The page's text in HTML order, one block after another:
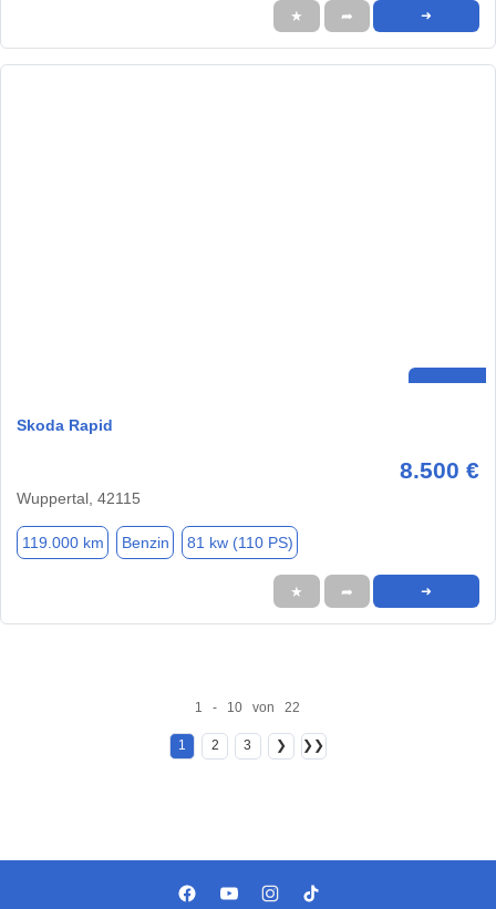
★ ➦ ➜
Skoda Rapid
8.500 €
Wuppertal, 42115
119.000 km Benzin 81 kw (110 PS)
★ ➦ ➜
1 - 10 von 22
1 2 3 ❯ ❯❯